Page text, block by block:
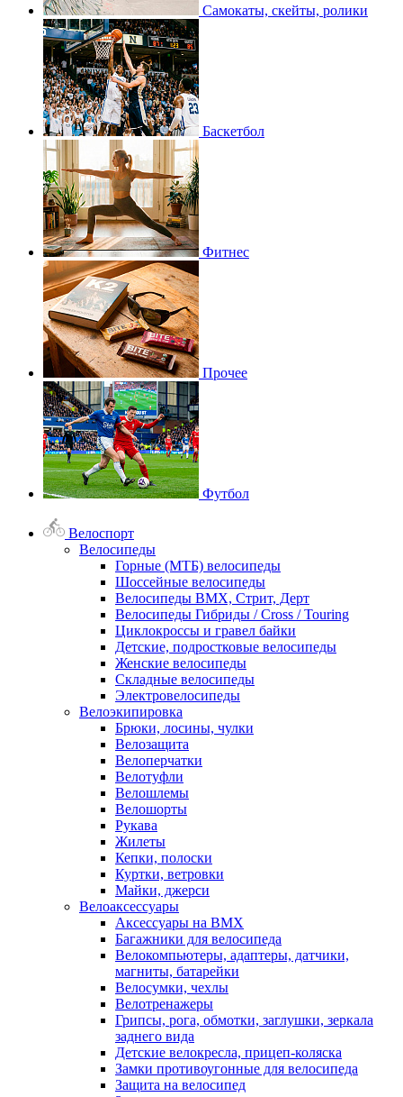
Самокаты, скейты, ролики
Баскетбол
Фитнес
Прочее
Футбол
Велоспорт
Велосипеды
Горные (МТБ) велосипеды
Шоссейные велосипеды
Велосипеды BMX, Стрит, Дерт
Велосипеды Гибриды / Cross / Touring
Циклокроссы и гравел байки
Детские, подростковые велосипеды
Женские велосипеды
Складные велосипеды
Электровелосипеды
Велоэкипировка
Брюки, лосины, чулки
Велозащита
Велоперчатки
Велотуфли
Велошлемы
Велошорты
Рукава
Жилеты
Кепки, полоски
Куртки, ветровки
Майки, джерси
Велоаксессуары
Аксессуары на BMX
Багажники для велосипеда
Велокомпьютеры, адаптеры, датчики,
магниты, батарейки
Велосумки, чехлы
Велотренажеры
Грипсы, рога, обмотки, заглушки, зеркала
заднего вида
Детские велокресла, прицеп-коляска
Замки противоугонные для велосипеда
Защита на велосипед